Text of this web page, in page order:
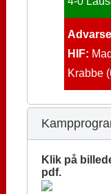
HIF:
Krabbe
Klik på
pdf.